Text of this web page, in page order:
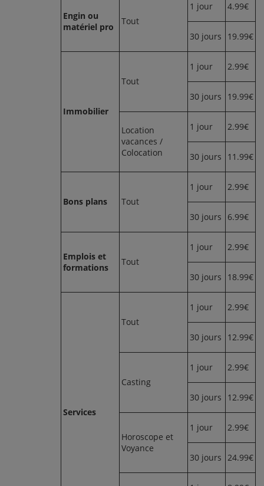
Engin ou
matériel pro
Tout
1 jour 4.99€
30 jours 19.99€
Immobilier
Tout
1 jour 2.99€
30 jours 19.99€
Location
vacances /
Colocation
1 jour 2.99€
30 jours 11.99€
Bons plans Tout
1 jour 2.99€
30 jours 6.99€
Emplois et
formations
Tout
1 jour 2.99€
30 jours 18.99€
Services
Tout
1 jour 2.99€
30 jours 12.99€
Casting
1 jour 2.99€
30 jours 12.99€
Horoscope et
Voyance
1 jour 2.99€
30 jours 24.99€